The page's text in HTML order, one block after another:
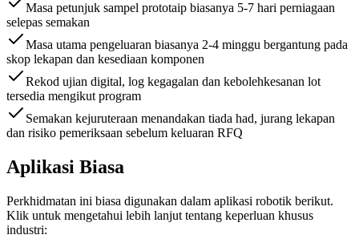
Masa petunjuk sampel prototaip biasanya 5-7 hari perniagaan
selepas semakan
Masa utama pengeluaran biasanya 2-4 minggu bergantung pada
skop lekapan dan kesediaan komponen
Rekod ujian digital, log kegagalan dan kebolehkesanan lot
tersedia mengikut program
Semakan kejuruteraan menandakan tiada had, jurang lekapan
dan risiko pemeriksaan sebelum keluaran RFQ
Aplikasi Biasa
Perkhidmatan ini biasa digunakan dalam aplikasi robotik berikut.
Klik untuk mengetahui lebih lanjut tentang keperluan khusus
industri: